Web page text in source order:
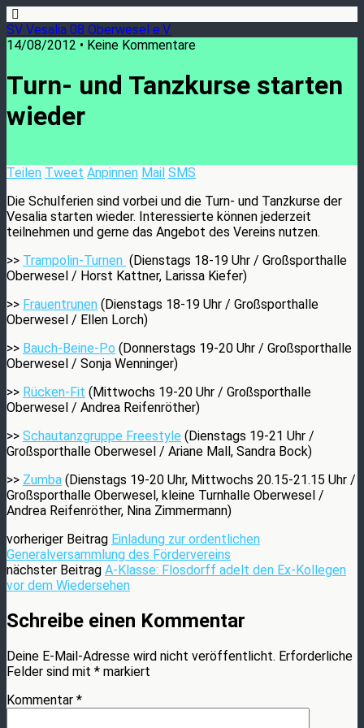
SV Vesalia 08 Oberwesel e.V.
14/08/2012 • Keine Kommentare
Turn- und Tanzkurse starten
wieder
Teilen Tweet Anpinnen Mail SMS
Die Schulferien sind vorbei und die Turn- und Tanzkurse der
Vesalia starten wieder. Interessierte können jederzeit
teilnehmen und gerne das Angebot des Vereins nutzen.
>> Trampolin-Turnen (Dienstags 18-19 Uhr / Großsporthalle
Oberwesel / Horst Kattner, Larissa Kiefer)
>> Frauentrunen (Dienstags 18-19 Uhr / Großsporthalle
Oberwesel / Ellen Lorch)
>> Bauch-Beine-Po (Donnerstags 19-20 Uhr / Großsporthalle
Oberwesel / Sonja Wenninger)
>> Rücken-Fit (Mittwochs 19-20 Uhr / Großsporthalle
Oberwesel / Andrea Reifenröther)
>> Schautanzgruppe Freestyle (Dienstags 19-21 Uhr /
Großsporthalle Oberwesel / Ariane Mall, Sandra Bock)
>> Zumba (Dienstags 19-20 Uhr, Mittwochs 20.15-21.15 Uhr /
Großsporthalle Oberwesel, kleine Turnhalle Oberwesel /
Andrea Reifenröther, Nina Zimmermann)
vorheriger Beitrag Einladung zur ordentlichen
Generalversammlung des Fördervereins
nächster Beitrag A-Klasse: Flosdorff adelt den Ex-Kollegen
vor dem Wiedersehen
Schreibe einen Kommentar
Deine E-Mail-Adresse wird nicht veröffentlicht. Erforderliche
Felder sind mit * markiert
Kommentar *